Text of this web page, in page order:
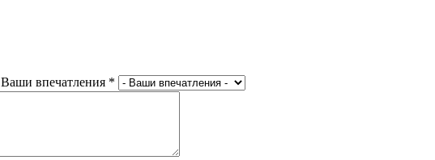
Ваши впечатления *